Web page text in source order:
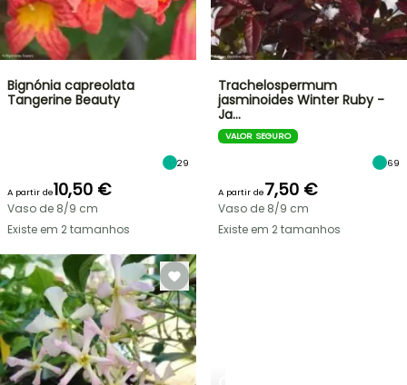
Bignónia capreolata
Tangerine Beauty
29
A partir de10,50 €
Vaso de 8/9 cm
Existe em 2 tamanhos
Trachelospermum
jasminoides Winter Ruby -
Ja…
VALOR SEGURO
69
A partir de7,50 €
Vaso de 8/9 cm
Existe em 2 tamanhos